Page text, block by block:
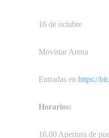
16 de octubre
Movistar Arena
Entradas en https://
Horarios:
16.00 Apertura de